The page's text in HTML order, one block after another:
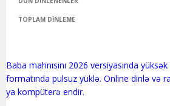
TOPLAM DINLEME
Baba mahnısını 2026 versiyasında
formatında pulsuz yüklə. Online dinlə və
ya kompüterə endir.